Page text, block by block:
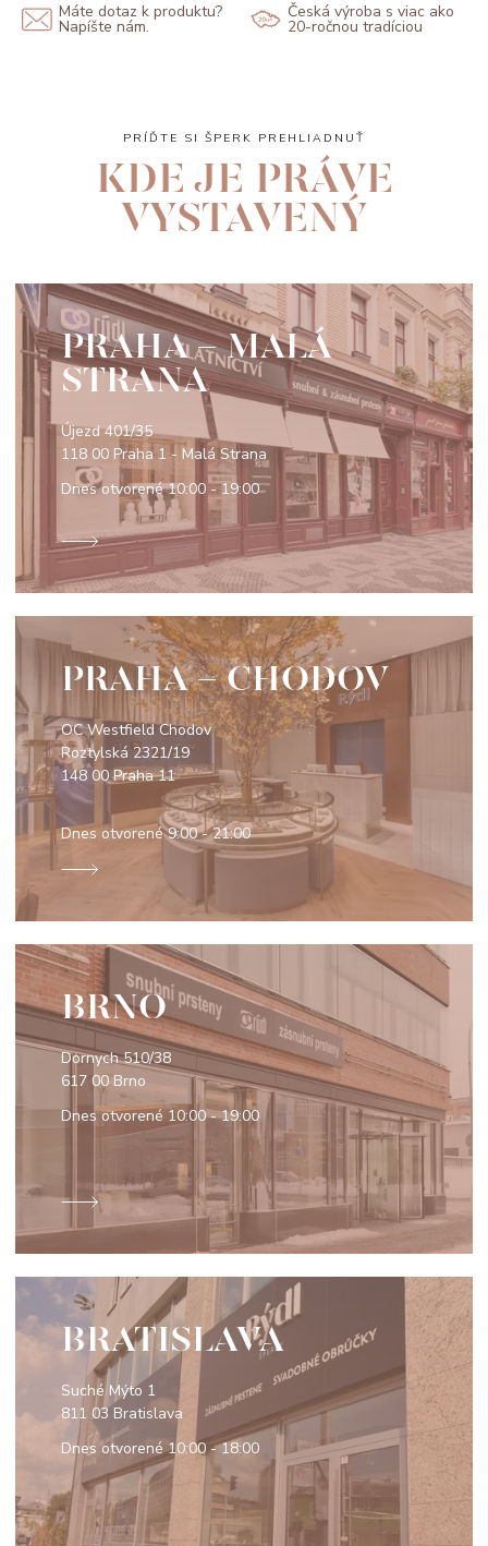
Máte dotaz k produktu?
Napíšte nám.
Česká výroba s viac ako
20-ročnou tradíciou
PRÍĎTE SI ŠPERK PREHLIADNUŤ
KDE JE PRÁVE
VYSTAVENÝ
PRAHA - MALÁ
STRANA
Újezd 401/35
118 00 Praha 1 - Malá Strana
Dnes otvorené10:00 - 19:00
PRAHA - CHODOV
OC Westfield Chodov
Roztylská 2321/19
148 00 Praha 11
Dnes otvorené9:00 - 21:00
BRNO
Dornych 510/38
617 00 Brno
Dnes otvorené 10:00 - 19:00
BRATISLAVA
Suché Mýto 1
811 03 Bratislava
Dnes otvorené10:00 - 18:00